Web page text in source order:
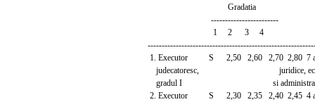
Gradatia
------------------------
1 2 3 4
1. Executor S 2,50 2,60 2,70 2,80 7
judecatoresc, juridice,
gradul I si
2. Executor S 2,30 2,35 2,40 2,45 4